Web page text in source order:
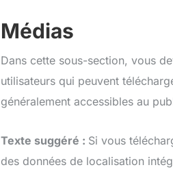
Médias
Dans cette sous-section, vous
utilisateurs qui peuvent
généralement accessibles au
Texte suggéré : Si vous
des données de localisation